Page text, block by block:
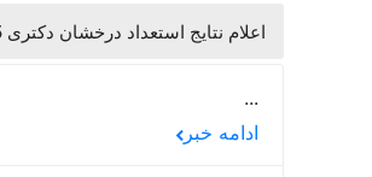
اعلام نتایج استعداد درخشان دکتری 1405
...
ادامه خبر